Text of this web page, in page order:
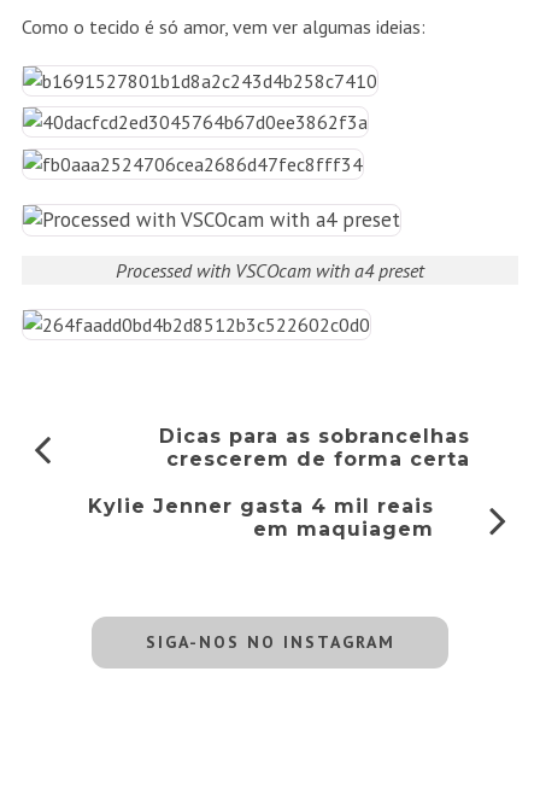
Como o tecido é só amor, vem ver algumas ideias:
Processed with VSCOcam with a4 preset
Dicas para as sobrancelhas
crescerem de forma certa
Kylie Jenner gasta 4 mil reais
em maquiagem
SIGA-NOS NO INSTAGRAM